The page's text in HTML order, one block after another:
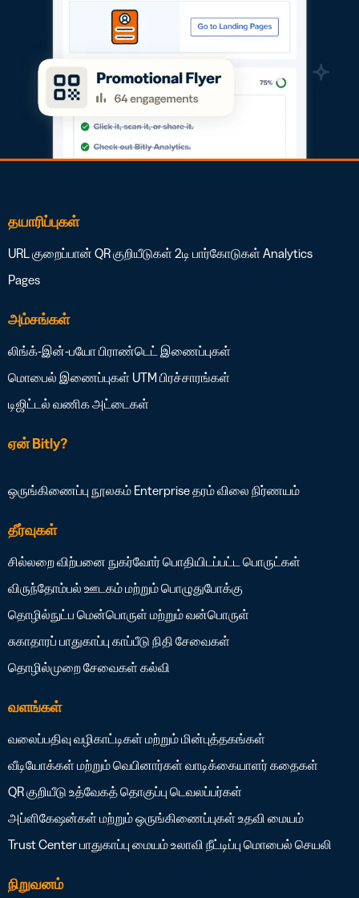
தயாரிப்புகள்
URL குறைப்பான் QR குறியீடுகள் 2டி பார்கோடுகள் Analytics
Pages
அம்சங்கள்
லிங்க்-இன்-பயோபிராண்டெட் இணைப்புகள்
மொபைல் இணைப்புகள் UTM பிரச்சாரங்கள்
டிஜிட்டல் வணிக அட்டைகள்
ஏன் Bitly?
ஒருங்கிணைப்பு நூலகம் Enterprise தரம்விலை நிர்ணயம்
தீர்வுகள்
சில்லறை விற்பனை நுகர்வோர் பொதியிடப்பட்ட பொருட்கள்
விருந்தோம்பல் ஊடகம் மற்றும் பொழுதுபோக்கு
தொழில்நுட்ப மென்பொருள் மற்றும் வன்பொருள்
சுகாதாரப் பாதுகாப்பு காப்பீடு நிதி சேவைகள்
தொழில்முறை சேவைகள் கல்வி
வளங்கள்
வலைப்பதிவுவழிகாட்டிகள் மற்றும் மின்புத்தகங்கள்
வீடியோக்கள் மற்றும் வெபினார்கள் வாடிக்கையாளர் கதைகள்
QR குறியீடு உத்வேகத் தொகுப்பு டெவலப்பர்கள்
அப்ளிகேஷன்கள் மற்றும் ஒருங்கிணைப்புகள் உதவி மையம்
Trust Centerபாதுகாப்பு மையம்உலாவி நீட்டிப்பு மொபைல் செயலி
நிறுவனம்